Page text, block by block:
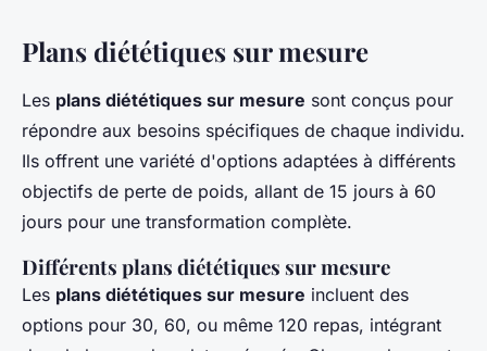
Plans diététiques sur mesure
Les plans diététiques sur mesure sont conçus pour
répondre aux besoins spécifiques de chaque individu.
Ils offrent une variété d'options adaptées à différents
objectifs de perte de poids, allant de 15 jours à 60
jours pour une transformation complète.
Différents plans diététiques sur mesure
Les plans diététiques sur mesure incluent des
options pour 30, 60, ou même 120 repas, intégrant